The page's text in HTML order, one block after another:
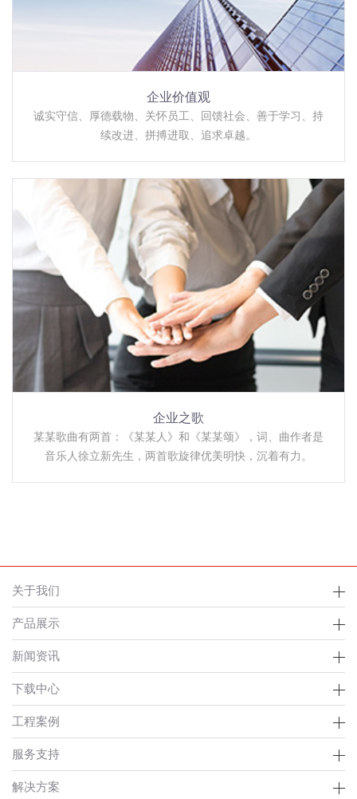
企业价值观
诚实守信、厚德载物、关怀员工、回馈社会、善于学习、持
续改进、拼搏进取、追求卓越。
企业之歌
某某歌曲有两首：《某某人》和《某某颂》，词、曲作者是
音乐人徐立新先生，两首歌旋律优美明快，沉着有力。
关于我们
产品展示
新闻资讯
下载中心
工程案例
服务支持
解决方案